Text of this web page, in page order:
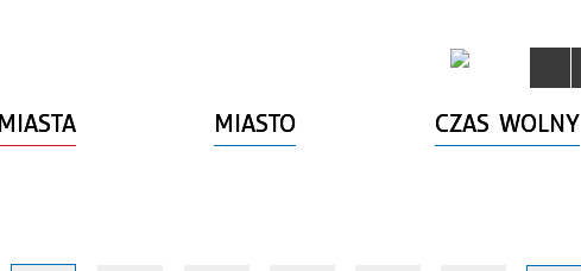
MIASTO CZAS WOLNY